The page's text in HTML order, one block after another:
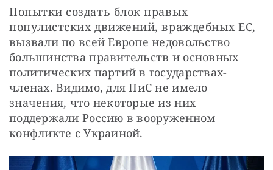
Попытки создать блок правых
популистских движений, враждебных ЕС,
вызвали по всей Европе недовольство
большинства правительств и основных
политических партий в государствах-
членах. Видимо, для ПиС не имело
значения, что некоторые из них
поддержали Россию в вооруженном
конфликте с Украиной.